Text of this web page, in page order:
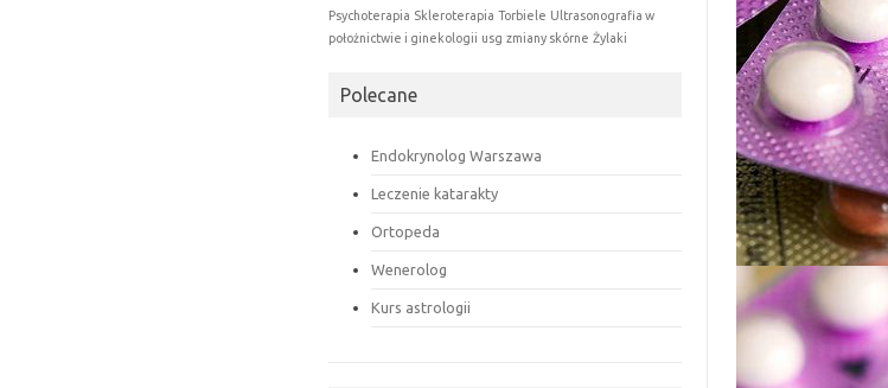
Psychoterapia Skleroterapia Torbiele Ultrasonografia w
położnictwie i ginekologii usg zmiany skórne Żylaki
Polecane
Endokrynolog Warszawa
Leczenie katarakty
Ortopeda
Wenerolog
Kurs astrologii